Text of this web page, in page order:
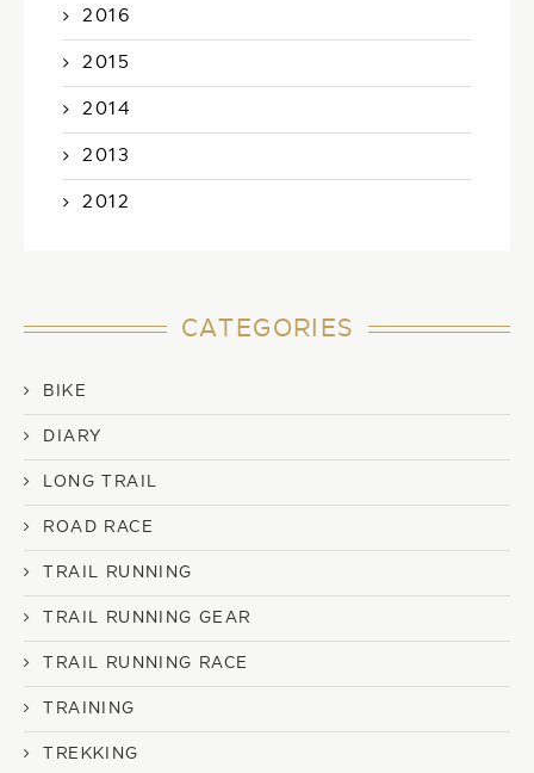
2016
2015
2014
2013
2012
CATEGORIES
BIKE
DIARY
LONG TRAIL
ROAD RACE
TRAIL RUNNING
TRAIL RUNNING GEAR
TRAIL RUNNING RACE
TRAINING
TREKKING